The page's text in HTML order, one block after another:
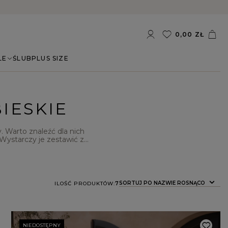
0,00 ZŁ
ŚLUB PLUS SIZE
Warto znaleźć dla nich
je zestawić z
ILOŚĆ PRODUKTÓW:7SORTUJ PO NAZWIE ROSNĄCO
NIEDOSTĘPNY